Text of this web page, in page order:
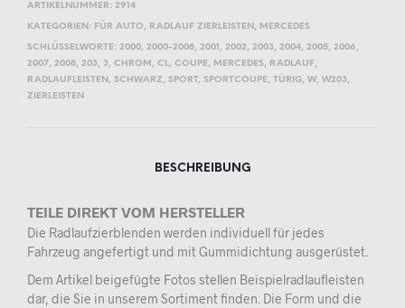
ARTIKELNUMMER: 2914
KATEGORIEN: FÜR AUTO, RADLAUF ZIERLEISTEN , MERCEDES
SCHLÜSSELWORTE: 2000, 2000-2008, 2001 , 2002, 2003, 2004, 2005, 2006,
2007, 2008, 203, 3, CHROM , CL, COUPE, MERCEDES, RADLAUF,
RADLAUFLEISTEN , SCHWARZ, SPORT, SPORTCOUPE, TÜRIG, W, W203,
ZIERLEISTEN
BESCHREIBUNG
TEILE DIREKT VOM HERSTELLER
Die Radlaufzierblenden werden individuell für jedes
Fahrzeug angefertigt und mit Gummidichtung ausgerüstet.
Dem Artikel beigefügte Fotos stellen Beispielradlaufleisten
dar, die Sie in unserem Sortiment finden. Die Form und die